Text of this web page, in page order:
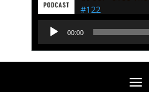
#122
Lecteur
audio
00:00